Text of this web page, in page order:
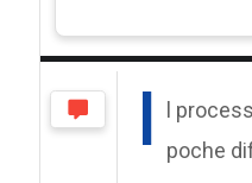
I
l
poche